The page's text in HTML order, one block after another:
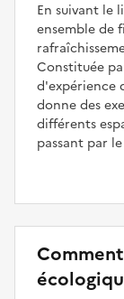
En suivant le
ensemble de
Constituée
d'expérience
donne des
différents
passant par